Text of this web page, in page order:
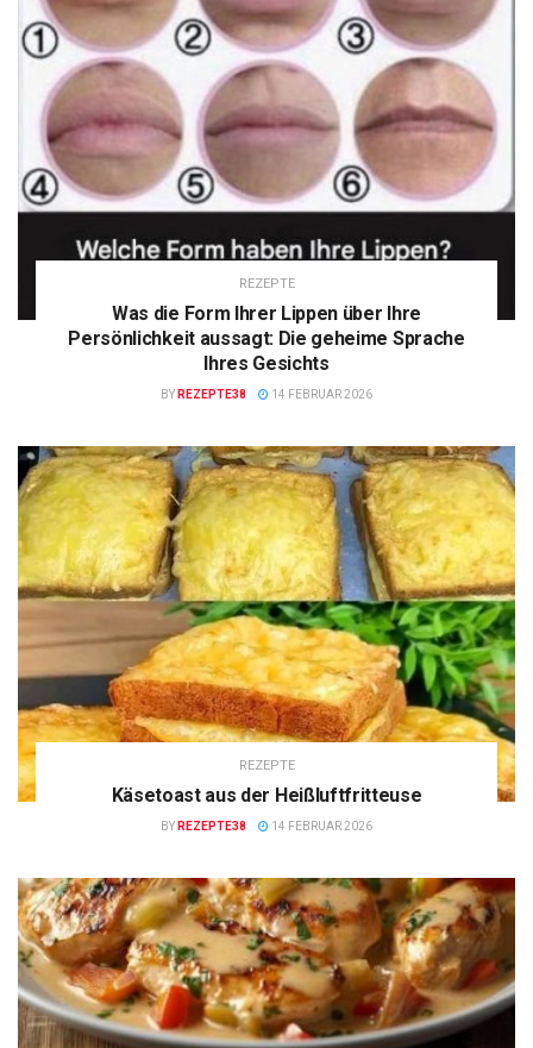
REZEPTE
Was die Form Ihrer Lippen über Ihre
Persönlichkeit aussagt: Die geheime Sprache
Ihres Gesichts
BY REZEPTE38 14 FEBRUAR 2026
REZEPTE
Käsetoast aus der Heißluftfritteuse
BY REZEPTE38 14 FEBRUAR 2026